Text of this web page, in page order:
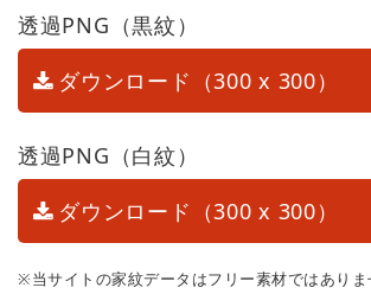
透過PNG（黒紋）
ダウンロード（300 x 300）
透過PNG（白紋）
ダウンロード（300 x 300）
※当サイトの家紋データはフリー素材ではありま